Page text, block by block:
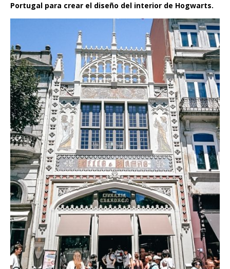
Portugal para crear el diseño del interior de Hogwarts.